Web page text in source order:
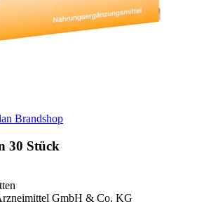
Brandshop
30 Stück
GmbH & Co. KG